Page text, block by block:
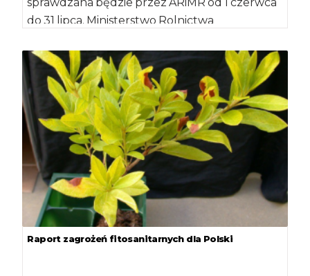
do 31 lipca. Ministerstwo Rolnictwa
Raport zagrożeń fitosanitarnych dla Polski